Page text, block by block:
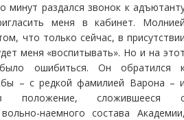
минут раздался звонок к
меня в кабинет.
что только сейчас, в
меня «воспитывать». Но и на
ошибиться. Он обратился
– с редкой фамилией Варона –
положение, сложившееся
наемного состава